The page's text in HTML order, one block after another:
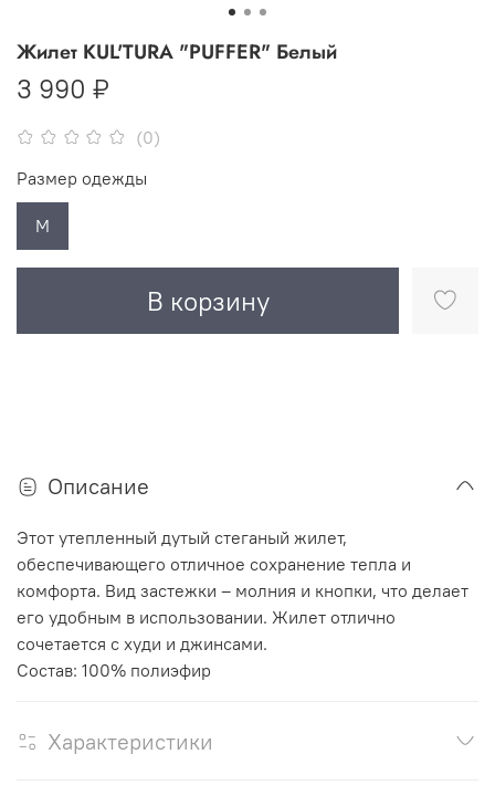
(0)
Жилет KUL'TURA "PUFFER" Белый
3 990 ₽
В корзину
Размер одежды
M
Описание
Этот утепленный дутый стеганый жилет,
обеспечивающего отличное сохранение тепла и
комфорта. Вид застежки – молния и кнопки, что делает
его удобным в использовании. Жилет отлично
сочетается с худи и джинсами.
Состав: 100% полиэфир
Характеристики